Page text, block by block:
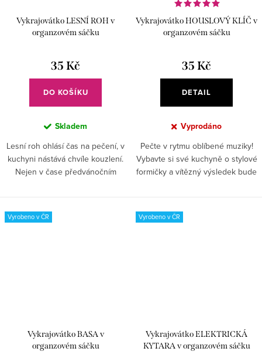
Vykrajovátko LESNÍ ROH v
organzovém sáčku
35 Kč
DO KOŠÍKU
Skladem
Lesní roh ohlásí čas na pečení, v
kuchyni nástává chvíle kouzlení.
Nejen v čase předvánočním
Vykrajovátko HOUSLOVÝ KLÍČ v
organzovém sáčku
35 Kč
DETAIL
Vyprodáno
Pečte v rytmu oblíbené muziky!
Vybavte si své kuchyně o stylové
formičky a vítězný výsledek bude
na stole...
Vyrobeno v ČR
Vykrajovátko BASA v
organzovém sáčku
Vyrobeno v ČR
Vykrajovátko ELEKTRICKÁ
KYTARA v organzovém sáčku